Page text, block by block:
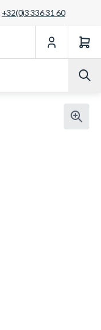
+32(0)3 336 31 60